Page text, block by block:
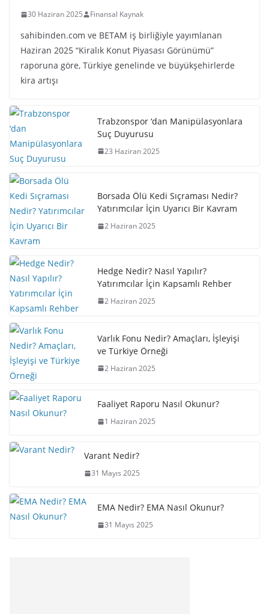
30 Haziran 2025 Finansal Kaynak
sahibinden.com ve BETAM iş birliğiyle yayımlanan
Haziran 2025 “Kiralık Konut Piyasası Görünümü”
raporuna göre, Türkiye genelinde ve büyükşehirlerde
kira artışı
Trabzonspor ‘dan Manipülasyonlara
Suç Duyurusu
23 Haziran 2025
Borsada Ölü Kedi Sıçraması Nedir?
Yatırımcılar İçin Uyarıcı Bir Kavram
2 Haziran 2025
Hedge Nedir? Nasıl Yapılır?
Yatırımcılar İçin Kapsamlı Rehber
2 Haziran 2025
Varlık Fonu Nedir? Amaçları, İşleyişi
ve Türkiye Örneği
2 Haziran 2025
Faaliyet Raporu Nasıl Okunur?
1 Haziran 2025
Varant Nedir?
31 Mayıs 2025
EMA Nedir? EMA Nasıl Okunur?
31 Mayıs 2025